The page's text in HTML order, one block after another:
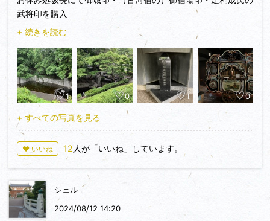
武将印を購入
（お休み処坂長 HP）http://sakacho.com/
それから古河歴史博物館へ…江戸時代には宇都宮城と共に、将
軍が日光まで参拝する際の重要拠点…臨時的な幕府という意味
合いもあったらしい
けれど現在は…城の遺構はほとんど残っておらず…古河歴史博
博物館ではストリートオルガンが唯一の撮影OK
中で鷹見泉石の生涯ならびに肖像画（西洋画法で割と有名）を
見学
+ 続きを読む
1 0 1 0
+ すべての写真を見る
♥ いいね 12 人が「いいね」しています。
シェル
2024/08/12 14:20